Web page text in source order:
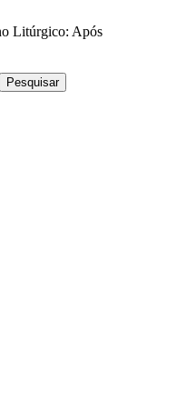
Litúrgico: Após